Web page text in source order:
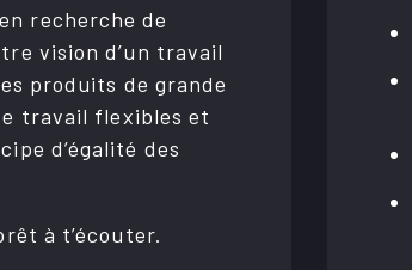
recherche de
vision d’un travail
produits de grande
travail flexibles et
d’éga­­lité des
à t’écou­­ter.